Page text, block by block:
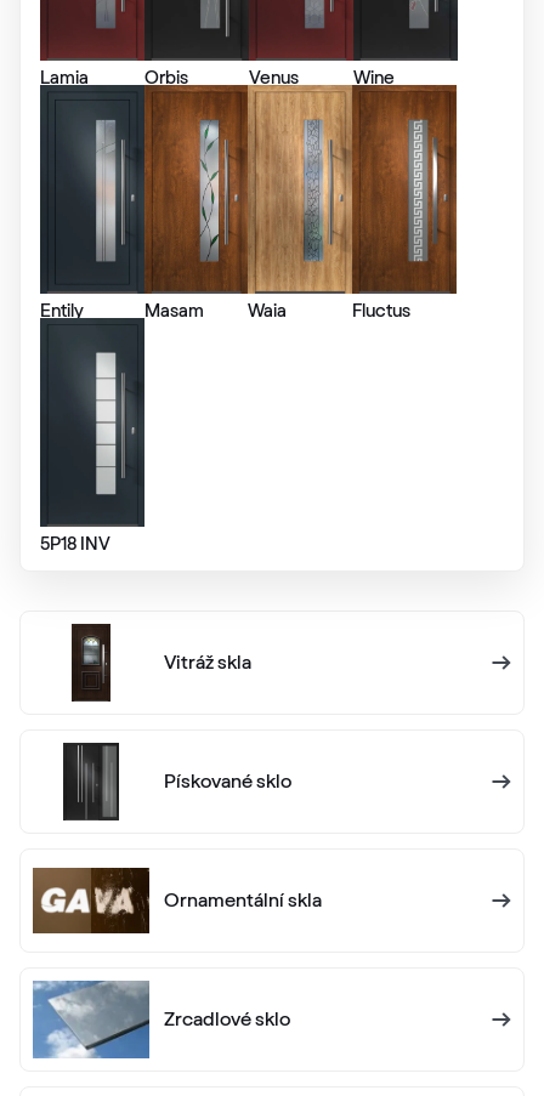
RAL 1007
RAL 1007
RAL 1011
RAL 1012
RAL 1013
RAL 1014
RAL 1016
RAL 1017
Lamia Orbis Venus Wine
Entily Masam Waia Fluctus
5P18 INV
Vitráž skla
Pískované sklo
Ornamentální skla
Zrcadlové sklo